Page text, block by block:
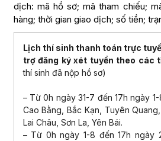
dịch: mã hồ sơ; mã tham chiếu;
hàng; thời gian giao dịch; số tiền;
Lịch thí sinh thanh toán trực
trợ đăng ký xét tuyển theo các
thí sinh đã nộp hồ sơ)
– Từ 0h ngày 31-7 đến 17h ngày 1-
Cao Bằng, Bắc Kạn, Tuyên
Lai Châu, Sơn La, Yên Bái.
– Từ 0h ngày 1-8 đến 17h ngày